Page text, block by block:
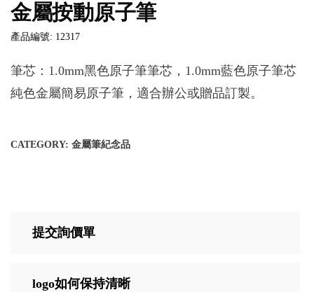
金屬按動原子筆
產品編號: 12317
筆芯：1.0mm黑色原子筆筆芯，1.0mm藍色原子筆芯
純色金屬簡易原子筆，適合辦公或贈品訂製。
CATEGORY: 金屬筆紀念品
提交詢價單
logo如何保持清晰